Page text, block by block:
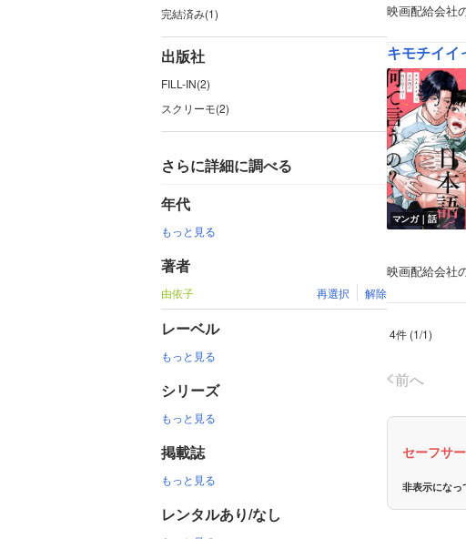
完結済み(1)
出版社
FILL-IN(2)
スクリーモ(2)
さらに詳細に調べる
年代
もっと見る
著者
由依子 再選択 解除
レーベル
もっと見る
シリーズ
もっと見る
掲載誌
もっと見る
レンタルあり/なし
映画配給会社
キモチイイ
マンガ｜話
映画配給会社
4件 (1/1)
前へ
セーフサ
非表示になっ